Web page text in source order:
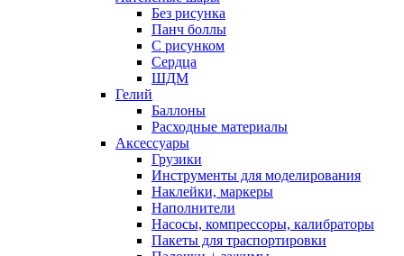
Без рисунка
Панч боллы
С рисунком
Сердца
ШДМ
Гелий
Баллоны
Расходные материалы
Аксессуары
Грузики
Инструменты для моделирования
Наклейки, маркеры
Наполнители
Насосы, компрессоры, калибраторы
Пакеты для траспортировки